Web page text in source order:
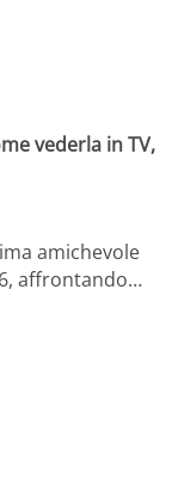
vederla in TV,
amichevole
affrontando…